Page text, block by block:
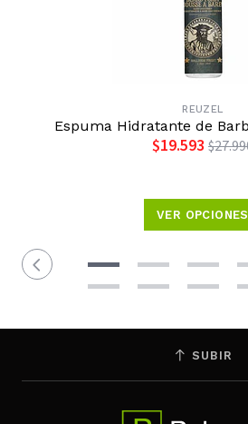
REUZEL
Espuma Hidratante de
$19.593
VER OPCIONES
SUBIR